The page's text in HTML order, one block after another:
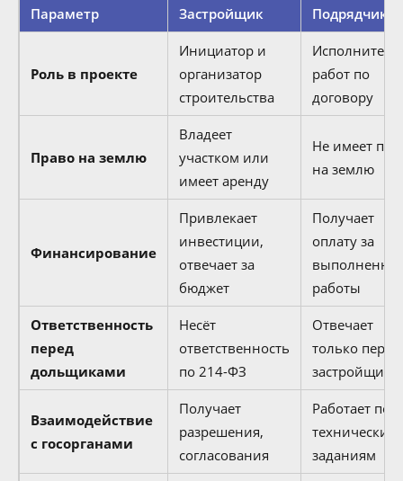
Параметр Застройщик Подрядчик
Роль в проекте
Инициатор и
организатор
строительства
Исполнитель
работ по
договору
Право на землю
Владеет
участком или
имеет аренду
Не имеет
на землю
Финансирование
Привлекает
инвестиции,
отвечает за
бюджет
Получает
оплату за
работы
Ответственность
перед
дольщиками
Несёт
ответственность
по 214-ФЗ
Отвечает
только перед
Взаимодействие
с госорганами
Получает
разрешения,
согласования
Работает по
техническим
заданиям